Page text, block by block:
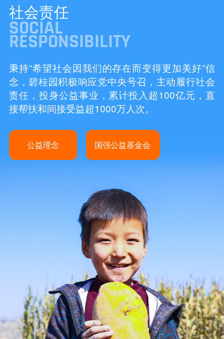
社会责任
SOCIAL
RESPONSIBILITY
秉持“希望社会因我们的存在而变得更加美好”信
念，碧桂园积极响应党中央号召，主动履行社会
责任，投身公益事业，累计投入超100亿元，直
接帮扶和间接受益超1000万人次。
公益理念 国强公益基金会